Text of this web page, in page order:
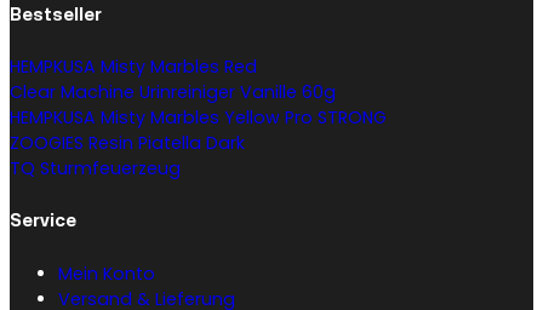
Bestseller
HEMPKUSA Misty Marbles Red
Clear Machine Urinreiniger Vanille 60g
HEMPKUSA Misty Marbles Yellow Pro STRONG
ZOOGIES Resin Piatella Dark
TQ Sturmfeuerzeug
Service
Mein Konto
Versand & Lieferung